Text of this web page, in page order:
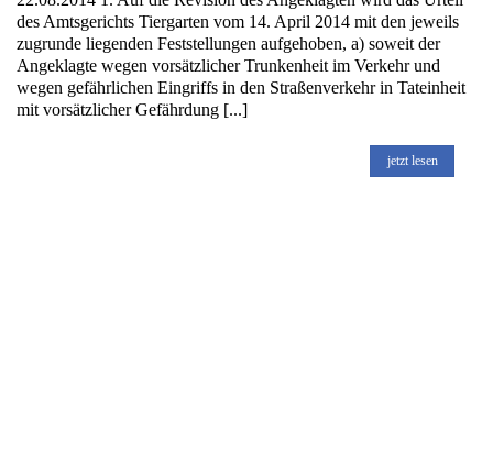
des Amtsgerichts Tiergarten vom 14. April 2014 mit den jeweils
zugrunde liegenden Feststellungen aufgehoben, a) soweit der
Angeklagte wegen vorsätzlicher Trunkenheit im Verkehr und
wegen gefährlichen Eingriffs in den Straßenverkehr in Tateinheit
mit vorsätzlicher Gefährdung [...]
jetzt lesen